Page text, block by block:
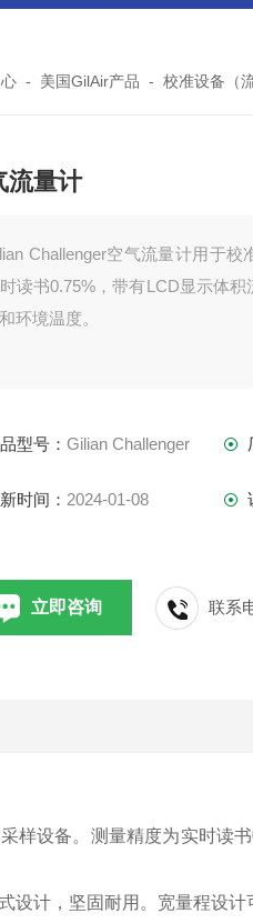
- 美国GilAir产品 -校准设备（
流量计
Challenger空气流量计用于
读书0.75%，带有LCD显示体
环境温度。
型号：Gilian Challenger
时间： 2024-01-08
立即咨询 联系
样设备。测量精度为实时读
计，坚固耐用。宽量程设计